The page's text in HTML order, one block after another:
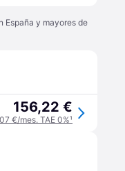
España y mayores de
156,22 €
€/mes. TAE 0%¹